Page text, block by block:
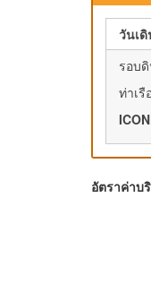
วันเ
รอบ
ท่าเ
อัตราค่าบ